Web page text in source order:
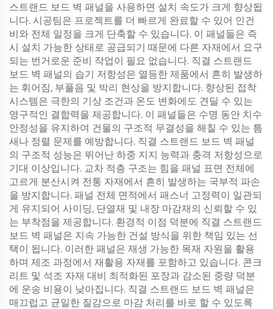
스트랜드 보드 벽 패널을 사용하면 설치 속도가 크게 향상됩
니다. 시공팀은 프로젝트를 더 빠르게 완료할 수 있어 인건
비와 전체 일정을 크게 단축할 수 있습니다. 이 패널들은 즉
시 설치 가능한 상태로 공급되기 때문에 다른 자재에서 요구
되는 번거로운 준비 작업이 필요 없습니다. 직결 스트랜드
보드 벽 패널의 습기 저항성은 열등한 제품에서 흔히 발생하
는 휘어짐, 부풀음 및 박리 현상을 방지합니다. 향상된 접착
시스템은 극한의 기상 조건과 온도 변화에도 견딜 수 있는
영구적인 결합력을 제공합니다. 이 패널들은 수명 동안 치수
안정성을 유지하여 건물의 구조적 무결성을 해칠 수 있는 틈
새나 정렬 문제를 예방합니다. 직결 스트랜드 보드 벽 패널
의 구조적 성능은 뛰어난 하중 지지 능력과 충격 저항성으로
기대 이상입니다. 교차 적층 구조는 힘을 패널 표면 전체에
고르게 분산시켜 전통 자재에서 흔히 발생하는 국부적 파손
을 방지합니다. 패널 전체 면적에서 패스너 고정력이 일관되
게 유지되어 사이딩, 단열재 및 내장 마감재의 신뢰할 수 있
는 부착점을 제공합니다. 환경적 이점 덕분에 직결 스트랜드
보드 벽 패널은 지속 가능한 건설 방식을 위한 책임 있는 선
택이 됩니다. 이러한 패널은 재생 가능한 목재 자원을 활용
하며 제조 과정에서 재활용 자재를 포함하고 있습니다. 콘크
리트 및 석조 자재 대비 최적화된 포장과 감소된 중량 덕분
에 운송 비용이 낮아집니다. 직결 스트랜드 보드 벽 패널은
매끄럽고 균일한 질감으로 마감 처리를 바로 할 수 있도록